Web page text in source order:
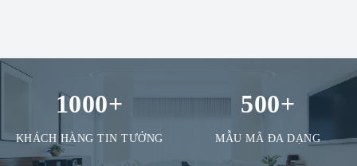
1000+
KHÁCH HÀNG TIN TƯỞNG
500+
MẪU MÃ ĐA DẠNG